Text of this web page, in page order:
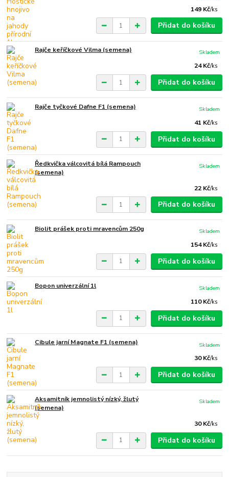
149 Kč/ks
Přidat do košíku
Rajče keříčkové Vilma (semena)
24 Kč/ks
Skladem
Přidat do košíku
Rajče tyčkové Dafne F1 (semena)
41 Kč/ks
Skladem
Přidat do košíku
Ředkvička válcovitá bílá Rampouch
(semena)
22 Kč/ks
Skladem
Přidat do košíku
Biolit prášek proti mravencům 250g
154 Kč/ks
Skladem
Přidat do košíku
Bopon univerzální 1l
110 Kč/ks
Skladem
Přidat do košíku
Cibule jarní Magnate F1 (semena)
30 Kč/ks
Skladem
Přidat do košíku
Aksamitník jemnolistý nízký, žlutý
(semena)
30 Kč/ks
Skladem
Přidat do košíku